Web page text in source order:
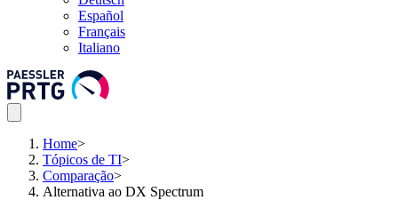
Español
Français
Italiano
Home>
Tópicos de TI>
Comparação>
Alternativa ao DX Spectrum